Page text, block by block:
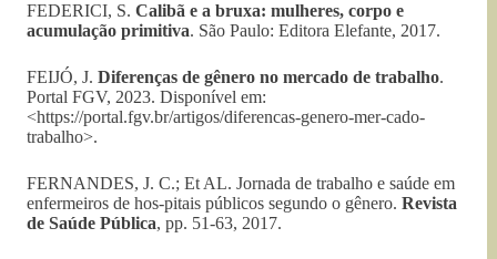
FEDERICI, S. Calibã e a bruxa: mulheres, corpo e
acumulação primitiva. São Paulo: Editora Elefante, 2017.
FEIJÓ, J. Diferenças de gênero no mercado de trabalho.
Portal FGV, 2023. Disponível em:
<https://portal.fgv.br/artigos/diferencas-genero-mer-cado-
trabalho>.
FERNANDES, J. C.; Et AL. Jornada de trabalho e saúde em
enfermeiros de hos-pitais públicos segundo o gênero. Revista
de Saúde Pública, pp. 51-63, 2017.